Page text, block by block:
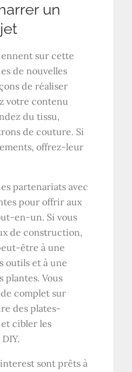
un
sur cette
de nouvelles
de réaliser
votre contenu
du tissu,
de couture. Si
offrez-leur
partenariats avec
pour offrir aux
en-un. Si vous
de construction,
être à une
outils et à une
plantes. Vous
complet sur
des plates-
et cibler les
sont prêts à